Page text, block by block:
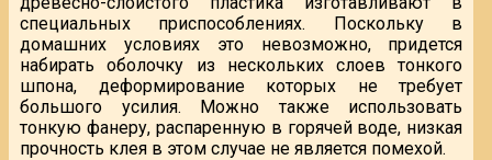
специальных приспособлениях. Поскольку в
домашних условиях это невозможно, придется
набирать оболочку из нескольких слоев тонкого
шпона, деформирование которых не требует
большого усилия. Можно также использовать
тонкую фанеру, распаренную в горячей воде, низкая
прочность клея в этом случае не является помехой.